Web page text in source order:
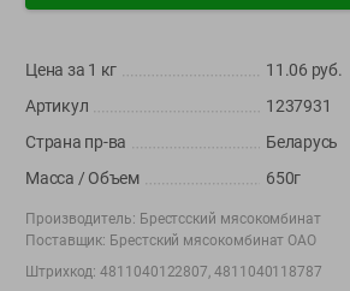
Store
Play
+375 44 560-60-61
Время работы Call-центра: Пн.- Пт. с 09.00
выходной
shop@green-market.by
Пишите нам свои вопросы, предложения и
Цена за 1 кг 11.06 руб.
Артикул
1237931
Страна пр-ва
Беларусь
Масса / Объем
650г
Производитель: Брестсский мясокомбинат
Поставщик: Брестский мясокомбинат ОАО
Штрихкод:4811040122807, 4811040118787